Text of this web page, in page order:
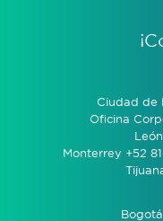
Ciudad de
Oficina
Monterrey +52